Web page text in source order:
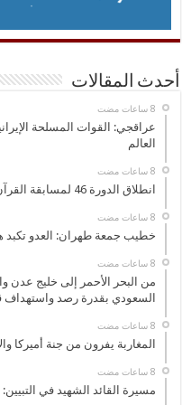
أحدث المقالات
عراقجي: القوات المسلحة
العالم
انطلاق الدورة 46 لمسابقة القرآن الدولية في مكة
خطيب جمعة طهران: العدو تكبد
من البحر الأحمر إلى خليج عدن
السعودي بقدرة رصد واستهداف
المغاربة يفرون من جنة أميركا
مسيرة القائد الشهيد في